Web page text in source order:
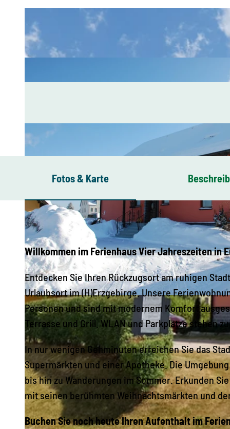
© M. Schale |CC-BY-NC-SA
Fotos & Karte
Willkommen im Ferienhaus Vier Jahreszeiten in
Entdecken Sie Ihren Rückzugsort am ruhigen
Urlaubsort im (H)Erzgebirge. Unsere
Personen und sind mit modernem Komfort
Terrasse und Grill. WLAN und Parkplätze stehen
In nur wenigen Gehminuten erreichen Sie das
Supermärkten und einer Apotheke. Die
bis hin zu Wanderungen im Sommer. Erkunden
mit seinen berühmten Weihnachtsmärkten und
Buchen Sie noch heute Ihren Aufenthalt im